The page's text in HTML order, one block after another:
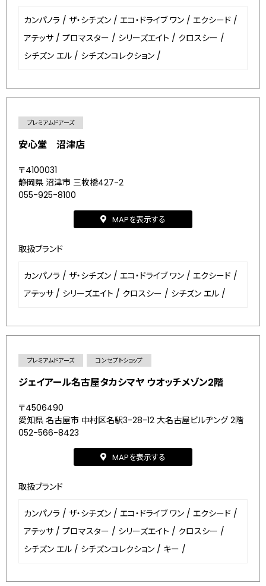
カンパノラ / ザ・シチズン / エコ・ドライブ ワン / エクシード /
アテッサ / プロマスター / シリーズエイト / クロスシー /
シチズン エル / シチズンコレクション /
プレミアムドアーズ
安心堂 沼津店
〒4100031
静岡県 沼津市 三枚橋427-2
055-925-8100
MAPを表示する
取扱ブランド
カンパノラ / ザ・シチズン / エコ・ドライブ ワン / エクシード /
アテッサ / シリーズエイト / クロスシー / シチズン エル /
プレミアムドアーズ コンセプトショップ
ジェイアール名古屋タカシマヤ ウオッチメゾン2階
〒4506490
愛知県 名古屋市 中村区名駅3-28-12 大名古屋ビルヂング 2階
052-566-8423
MAPを表示する
取扱ブランド
カンパノラ / ザ・シチズン / エコ・ドライブ ワン / エクシード /
アテッサ / プロマスター / シリーズエイト / クロスシー /
シチズン エル / シチズンコレクション / キー /